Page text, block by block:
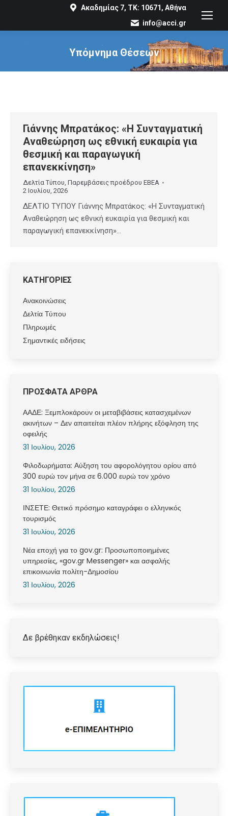
Ακαδημίας 7, ΤΚ: 10671, Αθήνα
info@acci.gr
Υπόμνημα Θέσεων
You are here:
Γιάννης Μπρατάκος: «Η Συνταγματική
Αναθεώρηση ως εθνική ευκαιρία για
θεσμική και παραγωγική
επανεκκίνηση»
Δελτία Τύπου, Παρεμβάσεις προέδρου ΕΒΕΑ
2 Ιουλίου, 2026
ΔΕΛΤΙΟ ΤΥΠΟΥ Γιάννης Μπρατάκος: «Η Συνταγματική
Αναθεώρηση ως εθνική ευκαιρία για θεσμική και
παραγωγική επανεκκίνηση»…
ΚΑΤΗΓΟΡΙΕΣ
Ανακοινώσεις
Δελτία Τύπου
Πληρωμές
Σημαντικές ειδήσεις
ΠΡΟΣΦΑΤΑ ΑΡΘΡΑ
ΑΑΔΕ: Ξεμπλοκάρουν οι μεταβιβάσεις κατασχεμένων
ακινήτων – Δεν απαιτείται πλέον πλήρης εξόφληση της
οφειλής
31 Ιουλίου, 2026
Φιλοδωρήματα: Αύξηση του αφορολόγητου ορίου από
300 ευρώ τον μήνα σε 6.000 ευρώ τον χρόνο
31 Ιουλίου, 2026
ΙΝΣΕΤΕ: Θετικό πρόσημο καταγράφει ο ελληνικός
τουρισμός
31 Ιουλίου, 2026
Νέα εποχή για το gov.gr: Προσωποποιημένες
υπηρεσίες, «gov.gr Messenger» και ασφαλής
επικοινωνία πολίτη-Δημοσίου
31 Ιουλίου, 2026
Δε βρέθηκαν εκδηλώσεις!